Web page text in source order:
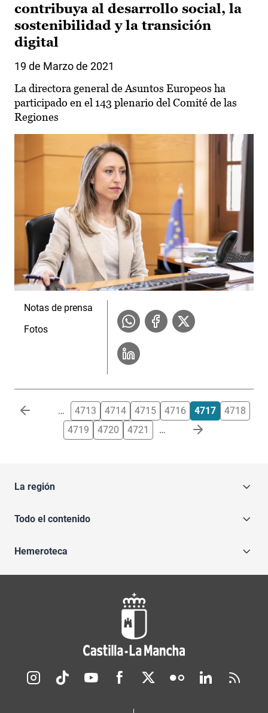
contribuya al desarrollo social, la
sostenibilidad y la transición
digital
19 de Marzo de 2021
La directora general de Asuntos Europeos ha
participado en el 143 plenario del Comité de las
Regiones
Notas de prensa
Fotos
Paginación … 4713 4714 4715 4716 4717
4718
4719
4720 4721 …
La región
Todo el contenido
Hemeroteca
Redes sociales JCCM